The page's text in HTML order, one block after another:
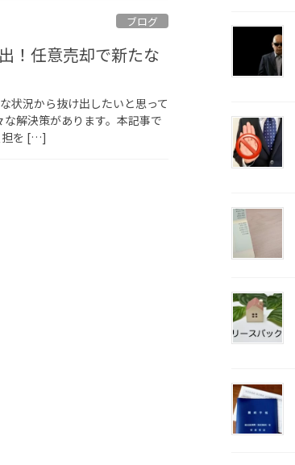
ブログ
！任意売却で新たな
状況から抜け出したいと思って
解決策があります。本記事で
担を […]